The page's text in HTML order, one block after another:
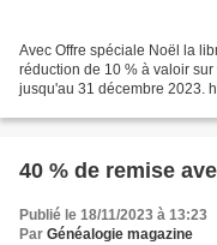
Avec Offre spéciale Noël la
réduction de 10 % à valoir
jusqu'au 31 décembre 2023.
40 % de remise
Publié le 18/11/2023 à 13:23
Par Généalogie magazine